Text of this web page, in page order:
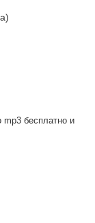
бесплатно и